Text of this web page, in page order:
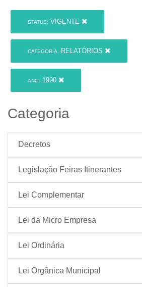
STATUS: VIGENTE
CATEGORIA: RELATÓRIOS
ANO: 1990
Categoria
Decretos
Legislação Feiras Itinerantes
Lei Complementar
Lei da Micro Empresa
Lei Ordinária
Lei Orgânica Municipal